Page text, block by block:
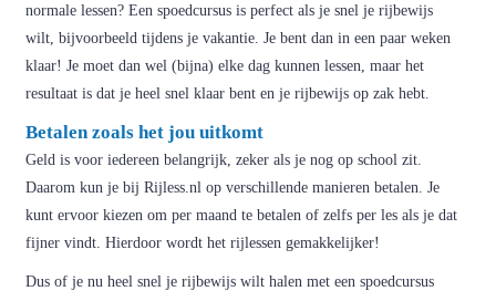
normale lessen? Een spoedcursus is perfect als je snel je rijbewijs
wilt, bijvoorbeeld tijdens je vakantie. Je bent dan in een paar weken
klaar! Je moet dan wel (bijna) elke dag kunnen lessen, maar het
resultaat is dat je heel snel klaar bent en je rijbewijs op zak hebt.
Betalen zoals het jou uitkomt
Geld is voor iedereen belangrijk, zeker als je nog op school zit.
Daarom kun je bij Rijless.nl op verschillende manieren betalen. Je
kunt ervoor kiezen om per maand te betalen of zelfs per les als je dat
fijner vindt. Hierdoor wordt het rijlessen gemakkelijker!
Dus of je nu heel snel je rijbewijs wilt halen met een spoedcursus